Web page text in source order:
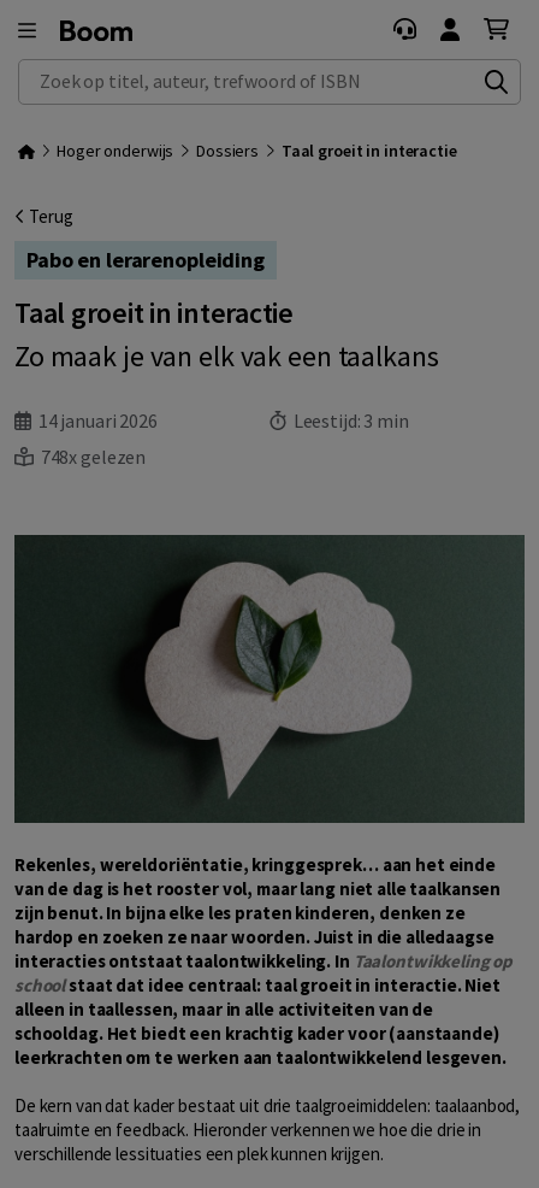
Zoek op titel, auteur, trefwoord of ISBN
Hoger onderwijs Dossiers Taal groeit in interactie
Terug
Pabo en lerarenopleiding
Taal groeit in interactie
Zo maak je van elk vak een taalkans
14 januari 2026 Leestijd: 3 min
748x gelezen
Rekenles, wereldoriëntatie, kringgesprek… aan het einde
van de dag is het rooster vol, maar lang niet alle taalkansen
zijn benut. In bijna elke les praten kinderen, denken ze
hardop en zoeken ze naar woorden. Juist in die alledaagse
interacties ontstaat taalontwikkeling. In Taalontwikkeling op
schoolstaat dat idee centraal: taal groeit in interactie. Niet
alleen in taallessen, maar in alle activiteiten van de
schooldag. Het biedt een krachtig kader voor (aanstaande)
leerkrachten om te werken aan taalontwikkelend lesgeven.
De kern van dat kader bestaat uit drie taalgroeimiddelen: taalaanbod,
taalruimte en feedback. Hieronder verkennen we hoe die drie in
verschillende lessituaties een plek kunnen krijgen.